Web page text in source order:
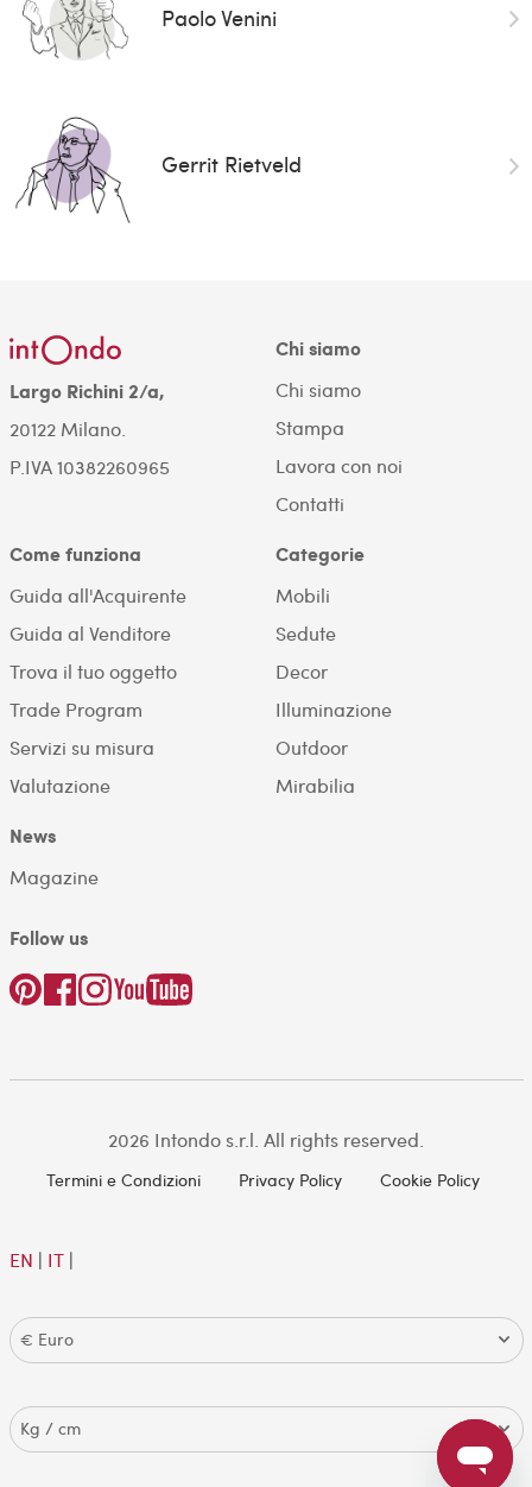
Paolo Venini
Gerrit Rietveld
Largo Richini 2/a,
20122 Milano.
P.IVA 10382260965
Chi siamo
Chi siamo
Stampa
Lavora con noi
Contatti
Come funziona
Guida all'Acquirente
Guida al Venditore
Trova il tuo oggetto
Trade Program
Servizi su misura
Valutazione
Categorie
Mobili
Sedute
Decor
Illuminazione
Outdoor
Mirabilia
News
Magazine
Follow us
2026 Intondo s.r.l. All rights reserved.
Termini e Condizioni Privacy Policy Cookie Policy
EN | IT|